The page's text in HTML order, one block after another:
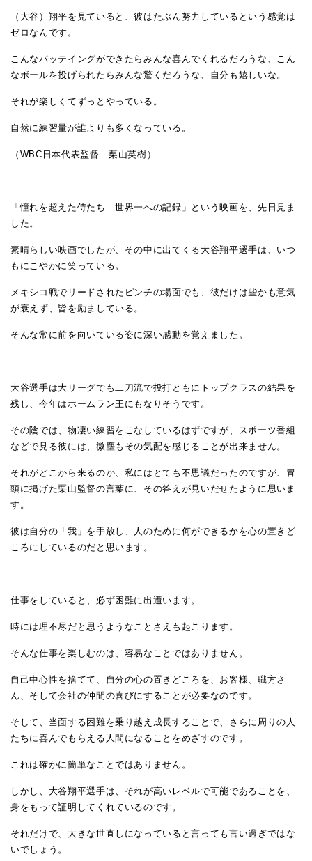
（大谷）翔平を見ていると、彼はたぶん努力しているという感覚は
ゼロなんです。
こんなバッテイングができたらみんな喜んでくれるだろうな、こん
なボールを投げられたらみんな驚くだろうな、自分も嬉しいな。
それが楽しくてずっとやっている。
自然に練習量が誰よりも多くなっている。
（WBC日本代表監督 栗山英樹）
「憧れを超えた侍たち 世界一への記録」という映画を、先日見ま
した。
素晴らしい映画でしたが、その中に出てくる大谷翔平選手は、いつ
もにこやかに笑っている。
メキシコ戦でリードされたピンチの場面でも、彼だけは些かも意気
が衰えず、皆を励ましている。
そんな常に前を向いている姿に深い感動を覚えました。
大谷選手は大リーグでも二刀流で投打ともにトップクラスの結果を
残し、今年はホームラン王にもなりそうです。
その陰では、物凄い練習をこなしているはずですが、スポーツ番組
などで見る彼には、微塵もその気配を感じることが出来ません。
それがどこから来るのか、私にはとても不思議だったのですが、冒
頭に掲げた栗山監督の言葉に、その答えが見いだせたように思いま
す。
彼は自分の「我」を手放し、人のために何ができるかを心の置きど
ころにしているのだと思います。
仕事をしていると、必ず困難に出遭います。
時には理不尽だと思うようなことさえも起こります。
そんな仕事を楽しむのは、容易なことではありません。
自己中心性を捨てて、自分の心の置きどころを、お客様、職方さ
ん、そして会社の仲間の喜びにすることが必要なのです。
そして、当面する困難を乗り越え成長することで、さらに周りの人
たちに喜んでもらえる人間になることをめざすのです。
これは確かに簡単なことではありません。
しかし、大谷翔平選手は、それが高いレベルで可能であることを、
身をもって証明してくれているのです。
それだけで、大きな世直しになっていると言っても言い過ぎではな
いでしょう。